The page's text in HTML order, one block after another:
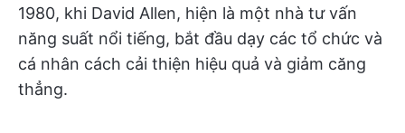
1980, khi David Allen, hiện là một nhà tư vấn
năng suất nổi tiếng, bắt đầu dạy các tổ chức và
cá nhân cách cải thiện hiệu quả và giảm căng
thẳng.